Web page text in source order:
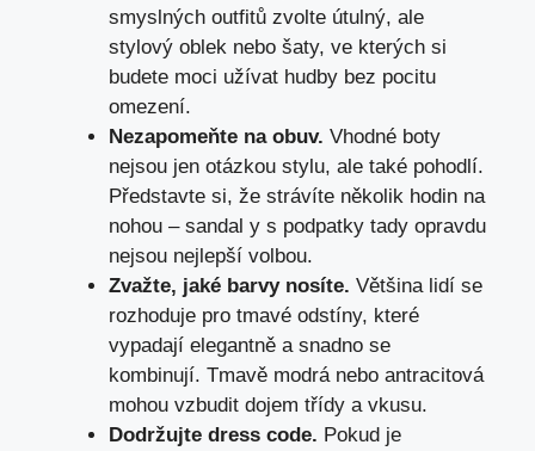
smyslných outfitů zvolte útulný, ale
stylový oblek nebo šaty, ve kterých si
budete moci užívat hudby bez pocitu
omezení.
Nezapomeňte na obuv. Vhodné boty
nejsou jen otázkou stylu, ale také pohodlí.
Představte si, že strávíte několik hodin na
nohou – sandal y s podpatky tady opravdu
nejsou nejlepší volbou.
Zvažte, jaké barvy nosíte. Většina lidí se
rozhoduje pro tmavé odstíny, které
vypadají elegantně a snadno se
kombinují. Tmavě modrá nebo antracitová
mohou vzbudit dojem třídy a vkusu.
Dodržujte dress code. Pokud je